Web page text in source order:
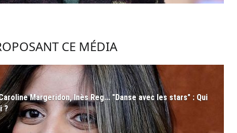
CE MÉDIA
Margeridon, Inès Reg... "Danse avec les stars" : Qui
?